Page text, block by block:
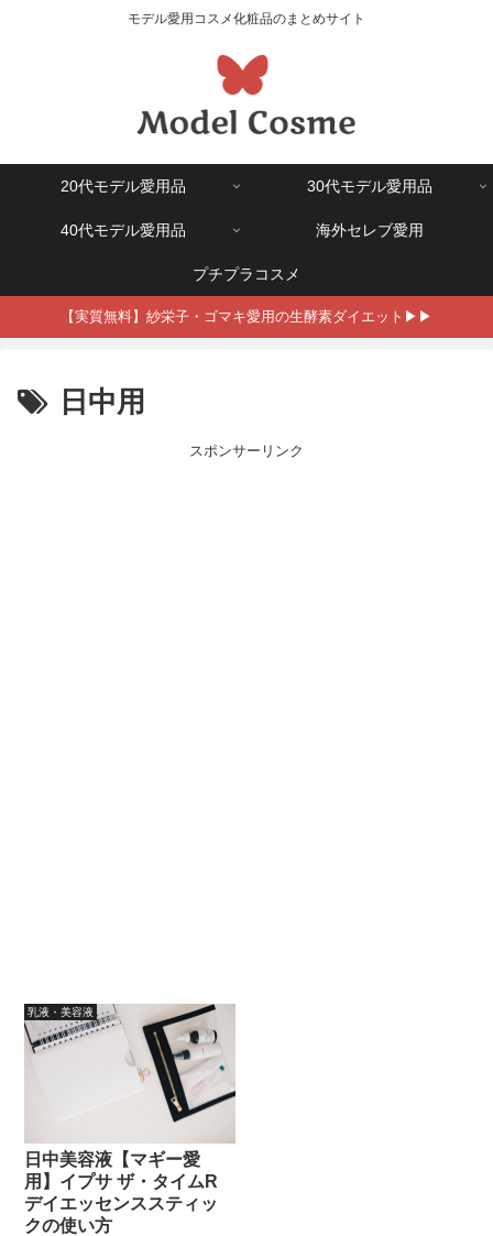
モデル愛用コスメ化粧品のまとめサイト
20代モデル愛用品 30代モデル愛用品
40代モデル愛用品 海外セレブ愛用
プチプラコスメ
【実質無料】紗栄子・ゴマキ愛用の生酵素ダイエット▶▶
日中用
スポンサーリンク
乳液・美容液
日中美容液【マギー愛
用】イプサ ザ・タイムR
デイエッセンススティッ
クの使い方